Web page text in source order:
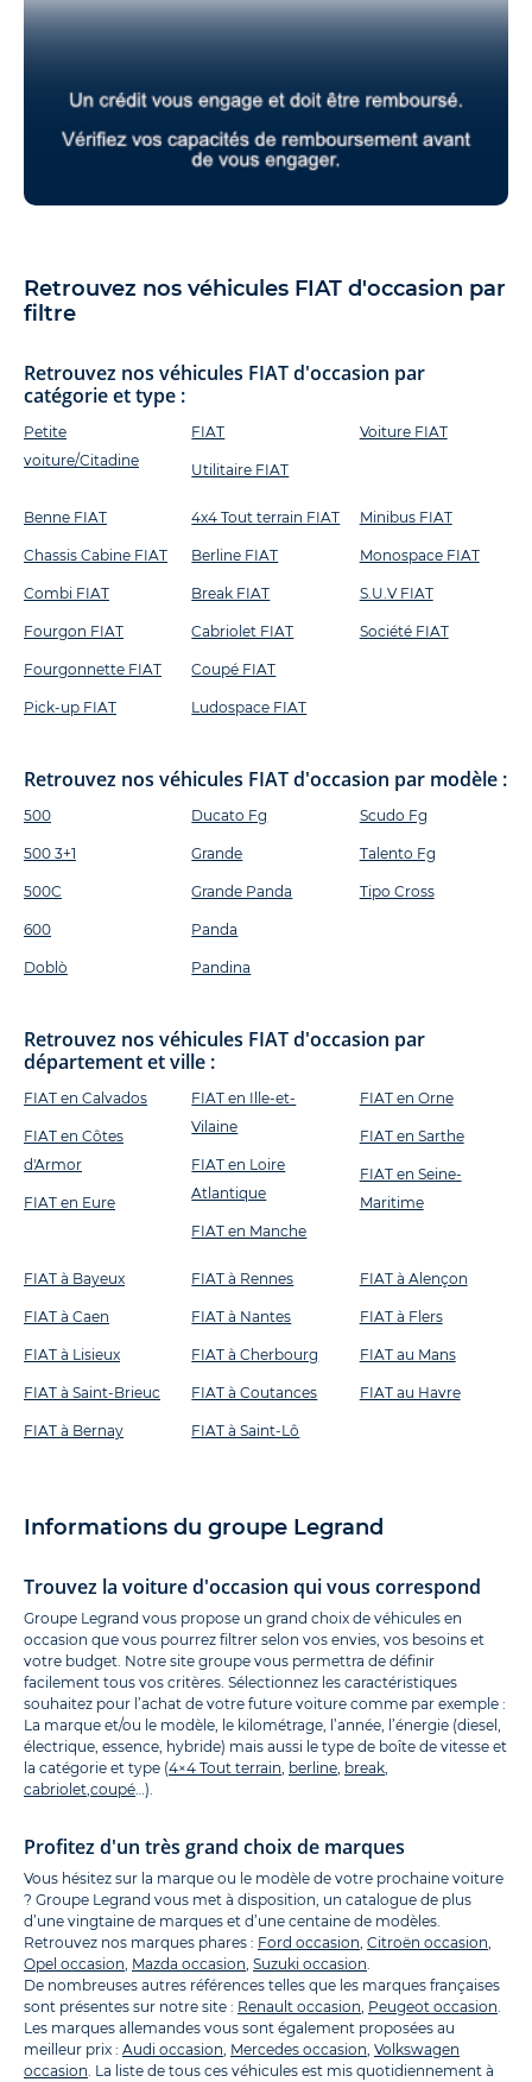
Retrouvez nos véhicules FIAT d'occasion par
filtre
Retrouvez nos véhicules FIAT d'occasion par
catégorie et type :
Petite
voiture/Citadine
FIAT
Utilitaire FIAT
Voiture FIAT
Benne FIAT
Chassis Cabine FIAT
Combi FIAT
Fourgon FIAT
Fourgonnette FIAT
Pick-up FIAT
4x4 Tout terrain FIAT
Berline FIAT
Break FIAT
Cabriolet FIAT
Coupé FIAT
Ludospace FIAT
Minibus FIAT
Monospace FIAT
S.U.V FIAT
Société FIAT
Retrouvez nos véhicules FIAT d'occasion par modèle :
500
500 3+1
500C
600
Doblò
Ducato Fg
Grande
Grande Panda
Panda
Pandina
Scudo Fg
Talento Fg
Tipo Cross
Retrouvez nos véhicules FIAT d'occasion par
département et ville :
FIAT en Calvados
FIAT en Côtes
d'Armor
FIAT en Eure
FIAT en Ille-et-
Vilaine
FIAT en Loire
Atlantique
FIAT en Manche
FIAT en Orne
FIAT en Sarthe
FIAT en Seine-
Maritime
FIAT à Bayeux
FIAT à Caen
FIAT à Lisieux
FIAT à Saint-Brieuc
FIAT à Bernay
FIAT à Rennes
FIAT à Nantes
FIAT à Cherbourg
FIAT à Coutances
FIAT à Saint-Lô
FIAT à Alençon
FIAT à Flers
FIAT au Mans
FIAT au Havre
Informations du groupe Legrand
Trouvez la voiture d'occasion qui vous correspond
Groupe Legrand vous propose un grand choix de véhicules en
occasion que vous pourrez filtrer selon vos envies, vos besoins et
votre budget. Notre site groupe vous permettra de définir
facilement tous vos critères. Sélectionnez les caractéristiques
souhaitez pour l’achat de votre future voiture comme par exemple :
La marque et/ou le modèle, le kilométrage, l’année, l’énergie (diesel,
électrique, essence, hybride) mais aussi le type de boîte de vitesse et
la catégorie et type (4×4 Tout terrain, berline, break,
cabriolet,coupé…).
Profitez d'un très grand choix de marques
Vous hésitez sur la marque ou le modèle de votre prochaine voiture
? Groupe Legrand vous met à disposition, un catalogue de plus
d’une vingtaine de marques et d’une centaine de modèles.
Retrouvez nos marques phares : Ford occasion, Citroën occasion,
Opel occasion, Mazda occasion, Suzuki occasion.
De nombreuses autres références telles que les marques françaises
sont présentes sur notre site : Renault occasion, Peugeot occasion.
Les marques allemandes vous sont également proposées au
meilleur prix : Audi occasion, Mercedes occasion, Volkswagen
occasion. La liste de tous ces véhicules est mis quotidiennement à